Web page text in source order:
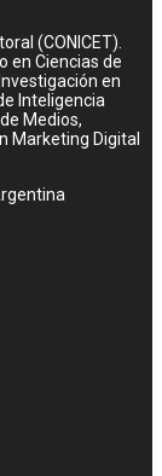
(CONICET).
en Ciencias de
en
Inteligencia
Medios,
Marketing Digital